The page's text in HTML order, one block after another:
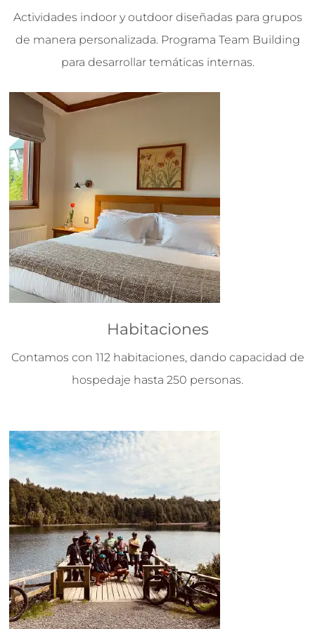
Actividades indoor y outdoor diseñadas para grupos
de manera personalizada. Programa Team Building
para desarrollar temáticas internas.
Habitaciones
Contamos con 112 habitaciones, dando capacidad de
hospedaje hasta 250 personas.